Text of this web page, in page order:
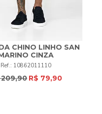
50 +
COMPRAR
CHINO LINHO SAN
CINZA
10862011110
209,90 R$ 79,90